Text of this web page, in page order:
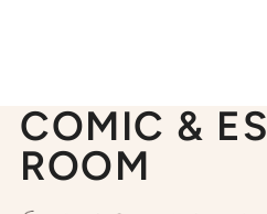
COMIC &
ROOM